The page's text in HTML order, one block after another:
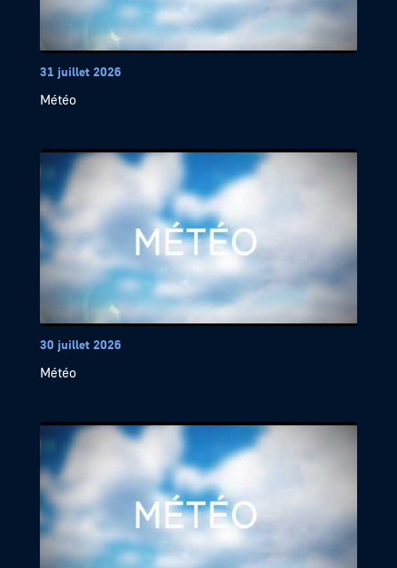
31 juillet 2026
Météo
30 juillet 2026
Météo